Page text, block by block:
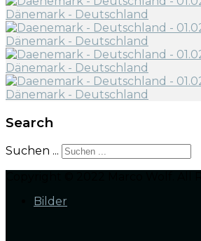
Search
Suchen ...
Bilder